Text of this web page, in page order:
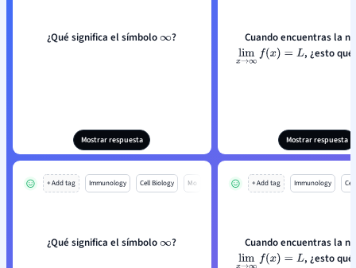
¿Qué significa el símbolo ∞ ?
Mostrar respuesta
Cuando encuentras la
limx →∞f(x =L , ¿esto
Mostrar respuesta
+ Add tag Immunology Cell Biology Mo
¿Qué significa el símbolo ∞ ?
+ Add tag Immunology
Cuando encuentras la
limx →∞f(x =L , ¿esto